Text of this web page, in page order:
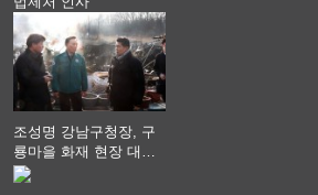
조성명 강남구청장, 구
룡마을 화재 현장 대응
지휘